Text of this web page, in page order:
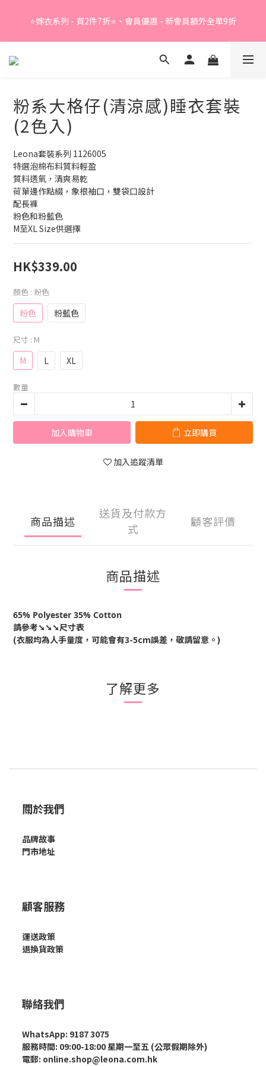
⭐嫁衣系列 - 買2件7折⭐、會員優惠 - 新會員額外全單9折
Summer Sale - 精選睡衣買2件折❤️
粉系大格仔(清涼感)睡衣套裝
(2色入)
Leona套裝系列 1126005
特選泡棉布料質料輕盈
質料透氣，清爽易乾
荷葉邊作點綴，象根袖口，雙袋口設計
配長褲
粉色和粉藍色
M至XL Size供選擇
HK$339.00
顏色 : 粉色
粉色 粉藍色
尺寸 : M
M L XL
數量
加入購物車 立即購買
加入追蹤清單
商品描述
送貨及付款方
式
顧客評價
商品描述
65% Polyester 35% Cotton
請參考➘➘➘尺寸表
(衣服均為人手量度，可能會有3-5cm誤差，敬請留意。 )
了解更多
關於我們
品牌故事
門市地址
顧客服務
運送政策
退換貨政策
聯絡我們
WhatsApp: 9187 3075
服務時間: 09:00-18:00 星期一至五 (公眾假期除外)
電郵: online.shop@leona.com.hk